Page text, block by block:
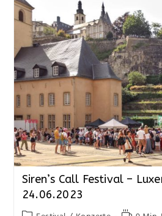
Siren’s Call Festival –
24.06.2023